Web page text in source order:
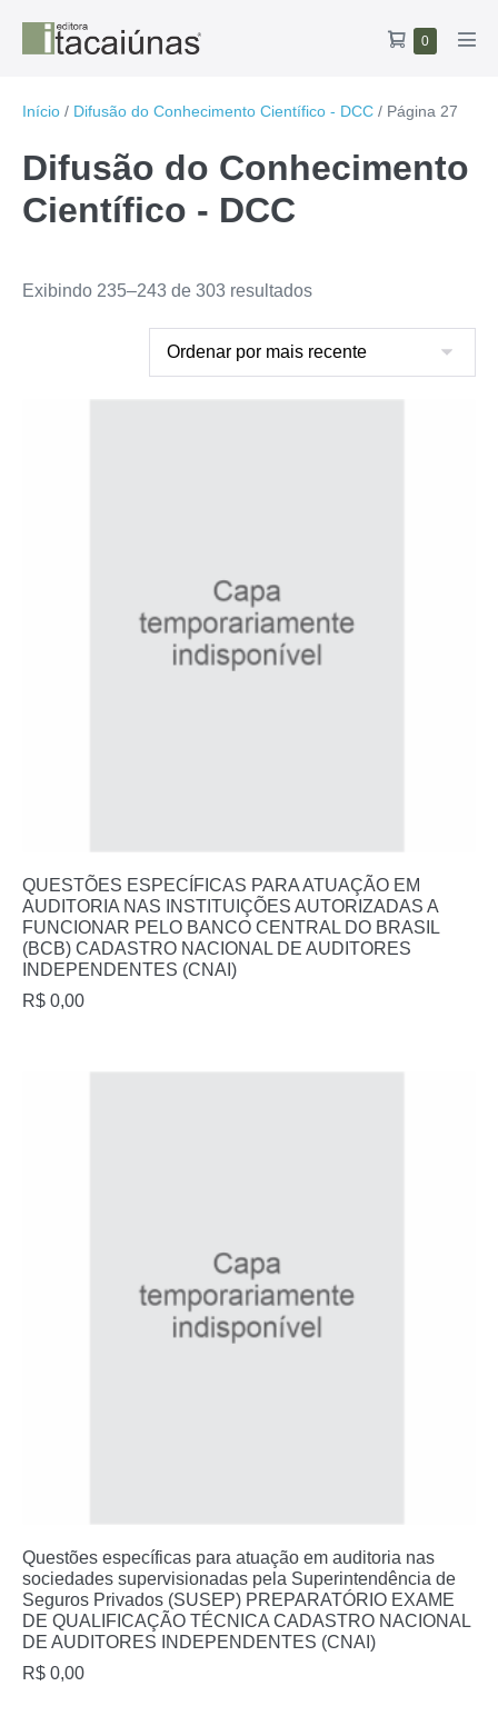
conteúdo
Carrinho
0Itens
Início / Difusão do Conhecimento Científico - DCC / Página 27
Difusão do Conhecimento
Científico - DCC
Exibindo 235–243 de 303 resultadosClassificado
mais
recente
QUESTÕES ESPECÍFICAS PARA ATUAÇÃO EM
AUDITORIA NAS INSTITUIÇÕES AUTORIZADAS A
FUNCIONAR PELO BANCO CENTRAL DO BRASIL
(BCB) CADASTRO NACIONAL DE AUDITORES
INDEPENDENTES (CNAI)
R$ 0,00
Questões específicas para atuação em auditoria nas
sociedades supervisionadas pela Superintendência de
Seguros Privados (SUSEP) PREPARATÓRIO EXAME
DE QUALIFICAÇÃO TÉCNICA CADASTRO NACIONAL
DE AUDITORES INDEPENDENTES (CNAI)
R$ 0,00